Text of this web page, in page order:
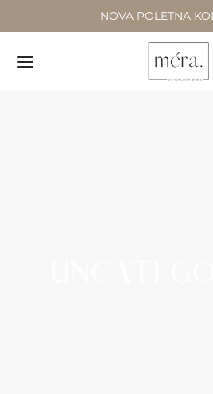
NOVA POLETNA